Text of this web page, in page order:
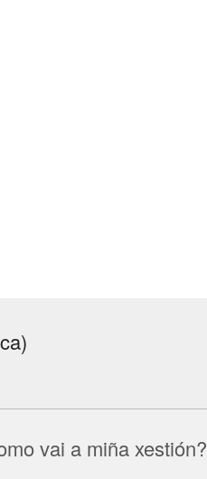
vai a miña xestión?